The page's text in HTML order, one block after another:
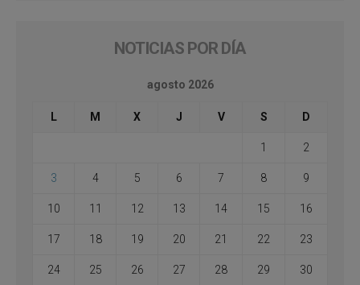
NOTICIAS POR DÍA
agosto 2026
L M X J V S D
1 2
3 4 5 6 7 8 9
10 11 12 13 14 15 16
17 18 19 20 21 22 23
24 25 26 27 28 29 30